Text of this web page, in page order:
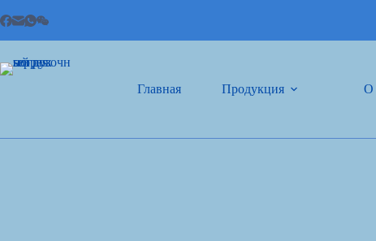
Главная Продукция О